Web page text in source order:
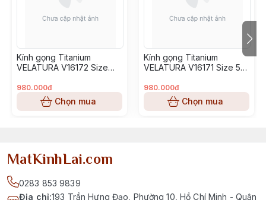
Kính gọng Titanium
VELATURA V16172 Size
980.000đ
Chọn mua
Kính gọng Titanium
VELATURA V16171 Size 53-
980.000đ
Chọn mua
MatKinhLai.com
0283 853 9839
Địa chỉ:193 Trần Hưng Đạo, Phường 10, Hồ Chí Minh - Quận